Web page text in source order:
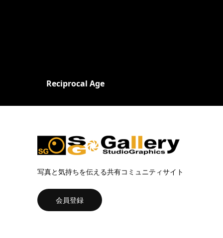
Reciprocal Age
写真と気持ちを伝える共有コミュニティサイト
会員登録